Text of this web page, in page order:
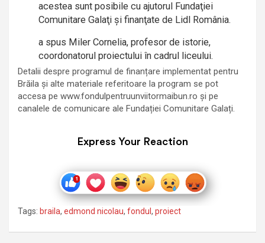
acestea sunt posibile cu ajutorul Fundaţiei
Comunitare Galaţi şi finanţate de Lidl România.
a spus Miler Cornelia, profesor de istorie,
coordonatorul proiectului în cadrul liceului.
Detalii despre programul de finanțare implementat pentru
Brăila și alte materiale referitoare la program se pot
accesa pe www.fondulpentruunviitormaibun.ro și pe
canalele de comunicare ale Fundației Comunitare Galați.
Express Your Reaction
Tags: braila, edmond nicolau, fondul , proiect